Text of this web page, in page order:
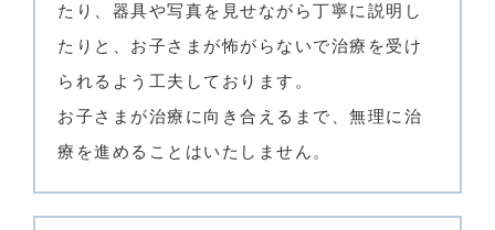
たり、器具や写真を見せながら丁寧に説明し
たりと、お子さまが怖がらないで治療を受け
られるよう工夫しております。
お子さまが治療に向き合えるまで、無理に治
療を進めることはいたしません。